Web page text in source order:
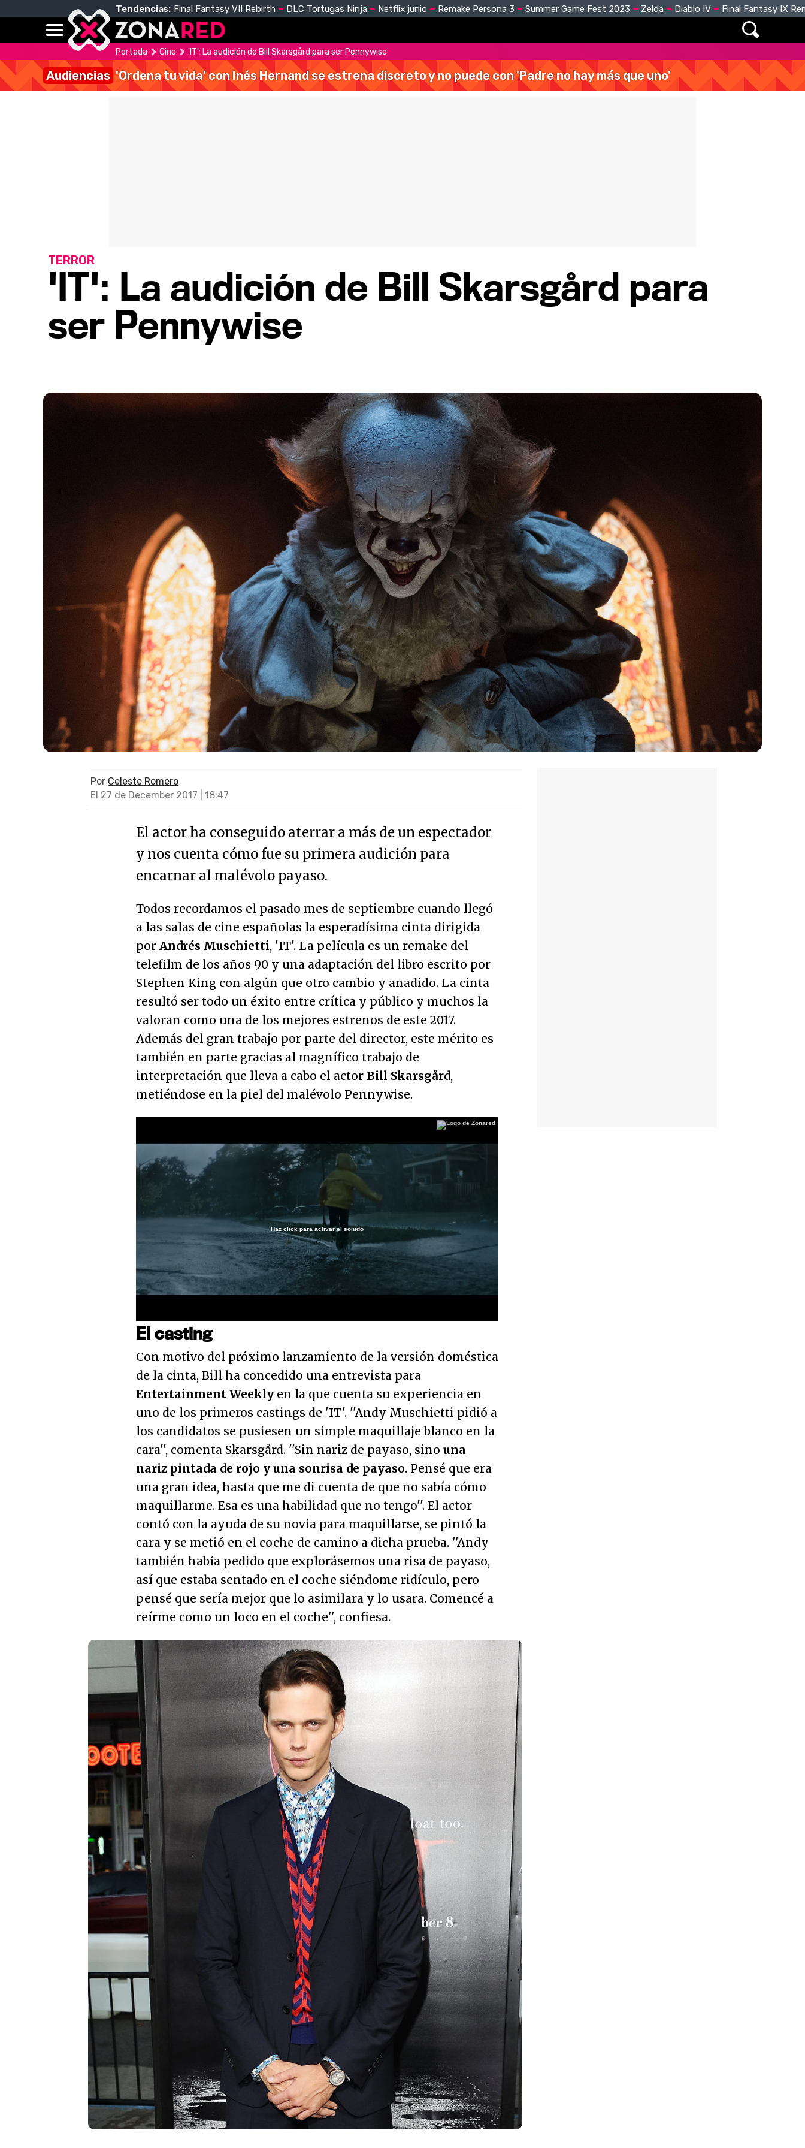
Tendencias: Final Fantasy VII Rebirth DLC Tortugas Ninja Netflix junio Remake Persona 3 Summer Game Fest 2023 Zelda Diablo IV Final Fantasy IX
Portada Cine 'IT': La audición de Bill Skarsgård para ser Pennywise
Audiencias 'Ordena tu vida' con Inés Hernand se estrena discreto y no puede con 'Padre no hay más que uno'
'IT': La audición de Bill Skarsgård para
ser Pennywise
TERROR
Por Celeste Romero
El 27 de December 2017 | 18:47
El actor ha conseguido aterrar a más de un espectador
y nos cuenta cómo fue su primera audición para
encarnar al malévolo payaso.
Todos recordamos el pasado mes de septiembre cuando llegó
a las salas de cine españolas la esperadísima cinta dirigida
por Andrés Muschietti, 'IT'. La película es un remake del
telefilm de los años 90 y una adaptación del libro escrito por
Stephen King con algún que otro cambio y añadido. La cinta
resultó ser todo un éxito entre crítica y público y muchos la
valoran como una de los mejores estrenos de este 2017.
Además del gran trabajo por parte del director, este mérito es
también en parte gracias al magnífico trabajo de
interpretación que lleva a cabo el actor Bill Skarsgård,
metiéndose en la piel del malévolo Pennywise.
Loaded:
35.52%
Haz click para activar el sonido
El casting
Con motivo del próximo lanzamiento de la versión doméstica
de la cinta, Bill ha concedido una entrevista para
Entertainment Weekly en la que cuenta su experiencia en
uno de los primeros castings de 'IT'. ''Andy Muschietti pidió a
los candidatos se pusiesen un simple maquillaje blanco en la
cara'', comenta Skarsgård. ''Sin nariz de payaso, sino una
nariz pintada de rojo y una sonrisa de payaso. Pensé que era
una gran idea, hasta que me di cuenta de que no sabía cómo
maquillarme. Esa es una habilidad que no tengo''. El actor
contó con la ayuda de su novia para maquillarse, se pintó la
cara y se metió en el coche de camino a dicha prueba. ''Andy
también había pedido que explorásemos una risa de payaso,
así que estaba sentado en el coche siéndome ridículo, pero
pensé que sería mejor que lo asimilara y lo usara. Comencé a
reírme como un loco en el coche'', confiesa.